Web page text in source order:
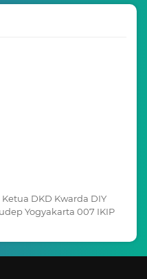
DKD Kwarda DIY
Yogyakarta 007 IKIP